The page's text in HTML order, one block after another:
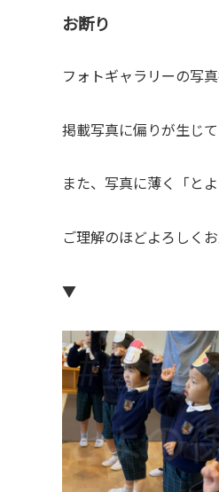
お断り
フォトギャラリーの写
掲載写真に偏りが生じ
また、写真に薄く「と
ご理解のほどよろしく
▼